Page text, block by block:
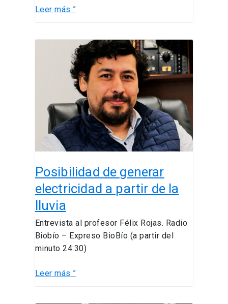
Leer más ”
Posibilidad de generar
electricidad a partir de la
lluvia
Entrevista al profesor Félix Rojas. Radio
Biobío – Expreso BioBío (a partir del
minuto 24:30)
Posibilidad
electricidad
partir
lluvia
Leer más ”